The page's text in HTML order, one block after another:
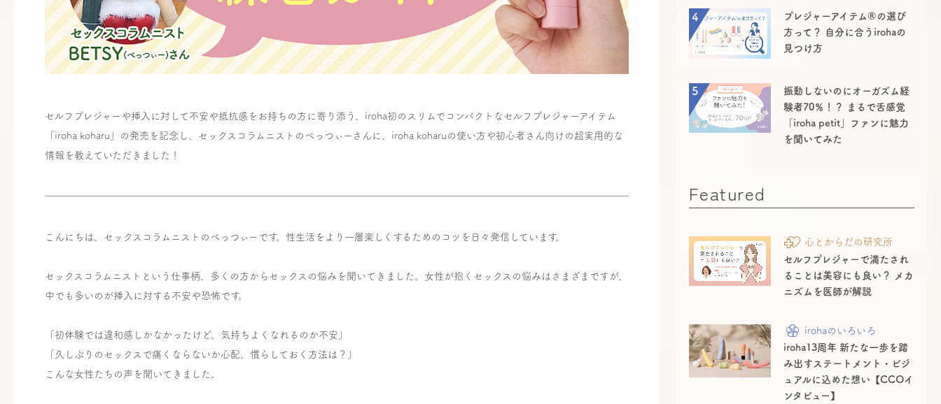
セルフプレジャーや挿入に対して不安や抵抗感をお持ちの方に寄り添う、iroha初のスリムでコンパクトなセルフプレジャーアイテム
「iroha koharu」の発売を記念し、セックスコラムニストのべっつぃーさんに、iroha koharuの使い方や初心者さん向けの超実用的な
情報を教えていただきました！
こんにちは、セックスコラムニストのべっつぃーです。性生活をより一層楽しくするためのコツを日々発信しています。
セックスコラムニストという仕事柄、多くの方からセックスの悩みを聞いてきました。女性が抱くセックスの悩みはさまざまですが、
中でも多いのが挿入に対する不安や恐怖です。
「初体験では違和感しかなかったけど、気持ちよくなれるのか不安」
「久しぶりのセックスで痛くならないか心配。慣らしておく方法は？」
こんな女性たちの声を聞いてきました。
4
プレジャーアイテム®の選び
方って？ 自分に合うirohaの
見つけ方
5
振動しないのにオーガズム経
験者70％！？ まるで舌感覚
「iroha petit」ファンに魅力
を聞いてみた
Featured
心とからだの研究所
セルフプレジャーで満たされ
ることは美容にも良い？ メカ
ニズムを医師が解説
irohaのいろいろ
iroha13周年 新たな一歩を踏
み出すステートメント・ビジ
ュアルに込めた想い【CCOイ
ンタビュー】